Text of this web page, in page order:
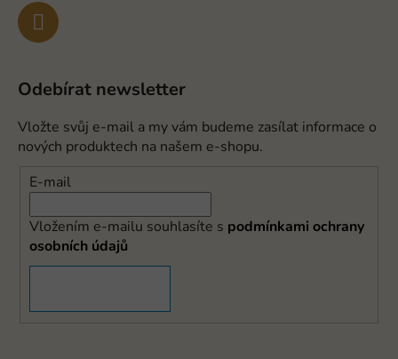
Odebírat newsletter
Vložte svůj e-mail a my vám budeme zasílat informace o
nových produktech na našem e-shopu.
E-mail
Vložením e-mailu souhlasíte s podmínkami ochrany
osobních údajů